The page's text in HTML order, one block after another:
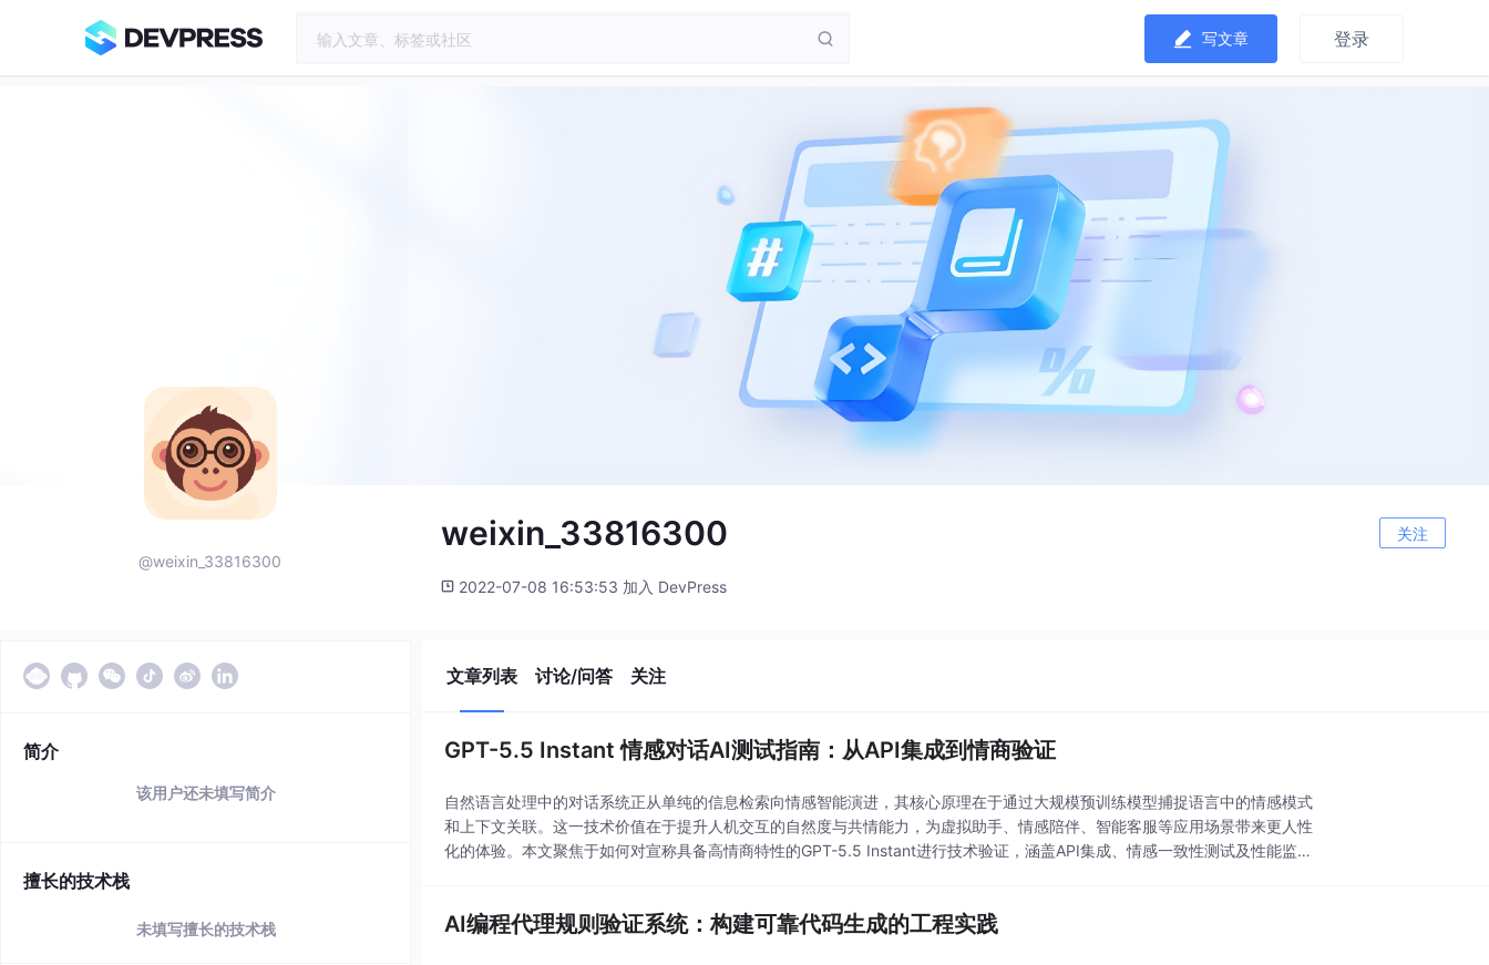
写文章 登录
@weixin_33816300
weixin_33816300 关注
2022-07-08 16:53:53 加入 DevPress
简介
该用户还未填写简介
擅长的技术栈
未填写擅长的技术栈
文章列表 讨论/问答 关注
GPT-5.5 Instant 情感对话AI测试指南：从API集成到情商验证
自然语言处理中的对话系统正从单纯的信息检索向情感智能演进，其核心原理在于通过大规模预训练模型捕捉语言中的情感模式
和上下文关联。这一技术价值在于提升人机交互的自然度与共情能力，为虚拟助手、情感陪伴、智能客服等应用场景带来更人性
化的体验。本文聚焦于如何对宣称具备高情商特性的GPT-5.5 Instant进行技术验证，涵盖API集成、情感一致性测试及性能监控
AI编程代理规则验证系统：构建可靠代码生成的工程实践